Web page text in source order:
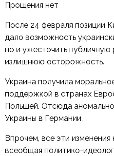
Прощения нет
После 24 февраля позиции
дало возможность
но и ужесточить публичную
излишнюю осторожность.
Украина получила
поддержкой в странах
Польшей. Отсюда
Украины в Германии.
Впрочем, все эти
всеобщая политико-